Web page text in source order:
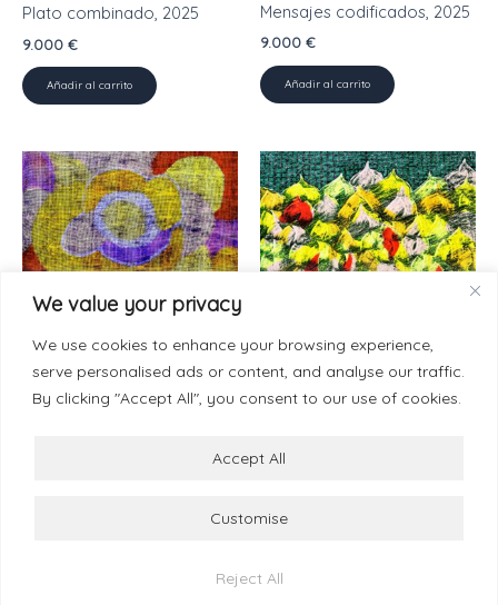
We value your privacy
We use cookies to enhance your browsing experience,
serve personalised ads or content, and analyse our traffic.
By clicking "Accept All", you consent to our use of cookies.
Customise
Reject All
Accept All
Plato combinado, 2025
9.000 €
Añadir al carrito
Mensajes codificados, 2025
9.000 €
Añadir al carrito
Brújulas de vida, 2025 Femenino plural, 2025
info@estherramos.com